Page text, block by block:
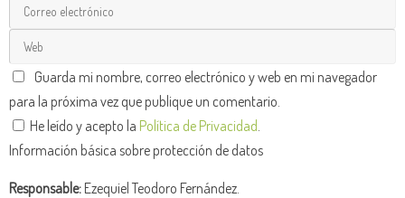
Guarda mi nombre, correo electrónico y web en mi navegador
para la próxima vez que publique un comentario.
He leído y acepto la Política de Privacidad
Información básica sobre protección de datos
Responsable:Ezequiel Teodoro Fernández.